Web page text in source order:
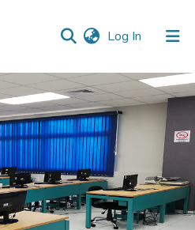
Log In (current)